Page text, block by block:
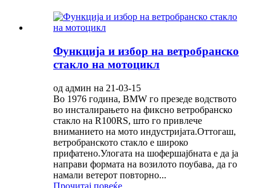
Функција и избор на ветробранско
стакло на мотоцикл
од админ на 21-03-15
Во 1976 година, BMW го презеде водството
во инсталирањето на фиксно ветробранско
стакло на R100RS, што го привлече
вниманието на мото индустријата.Оттогаш,
ветробранското стакло е широко
прифатено.Улогата на шофершајбната е да ја
направи формата на возилото поубава, да го
намали ветерот повторно...
Прочитај повеќе